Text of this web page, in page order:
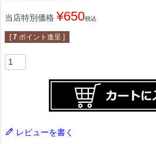
当店特別価格 ¥650税込
[ 7 ポイント進呈 ]
レビューを書く